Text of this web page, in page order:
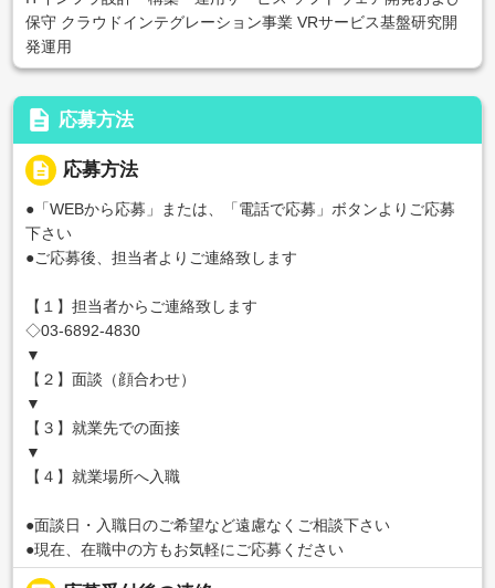
保守 クラウドインテグレーション事業 VRサービス基盤研究開
発運用
description 応募方法
description 応募方法
●「WEBから応募」または、「電話で応募」ボタンよりご応募
下さい
●ご応募後、担当者よりご連絡致します
【１】担当者からご連絡致します
◇03-6892-4830
▼
【２】面談（顔合わせ）
▼
【３】就業先での面接
▼
【４】就業場所へ入職
●面談日・入職日のご希望など遠慮なくご相談下さい
●現在、在職中の方もお気軽にご応募ください